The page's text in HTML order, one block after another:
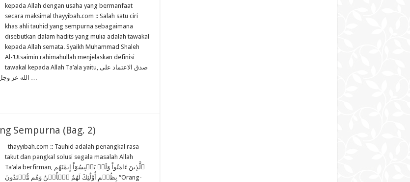
kepada Allah dengan usaha yang bermanfaat
secara maksimal thayyibah.com :: Salah satu ciri
khas ahli tauhid yang sempurna sebagaimana
disebutkan dalam hadits yang mulia adalah tawakal
kepada Allah semata. Syaikh Muhammad Shaleh
Al-‘Utsaimin rahimahullah menjelaskan definisi
tawakal kepada Allah Ta’ala yaitu, صدق الاعتماد على
الله عز وجل في جلب المنافع ودفع المضار مع فعل الأسباب المأذون فيها …
Sempurna (Bag. 2)
thayyibah.com :: Tauhid adalah penangkal rasa
takut dan pangkal solusi segala masalah Allah
Ta’ala berfirman, ٱلَّذِينَ ءَامَنُواْ وَلَمۡ يَلۡبِسُوٓاْ إِيمَٰنَهُم
بِظُلۡمٍ أُوْلَٰٓئِكَ لَهُمُ ٱلۡأَمۡنُ وَهُم مُّهۡتَدُونَ “Orang-